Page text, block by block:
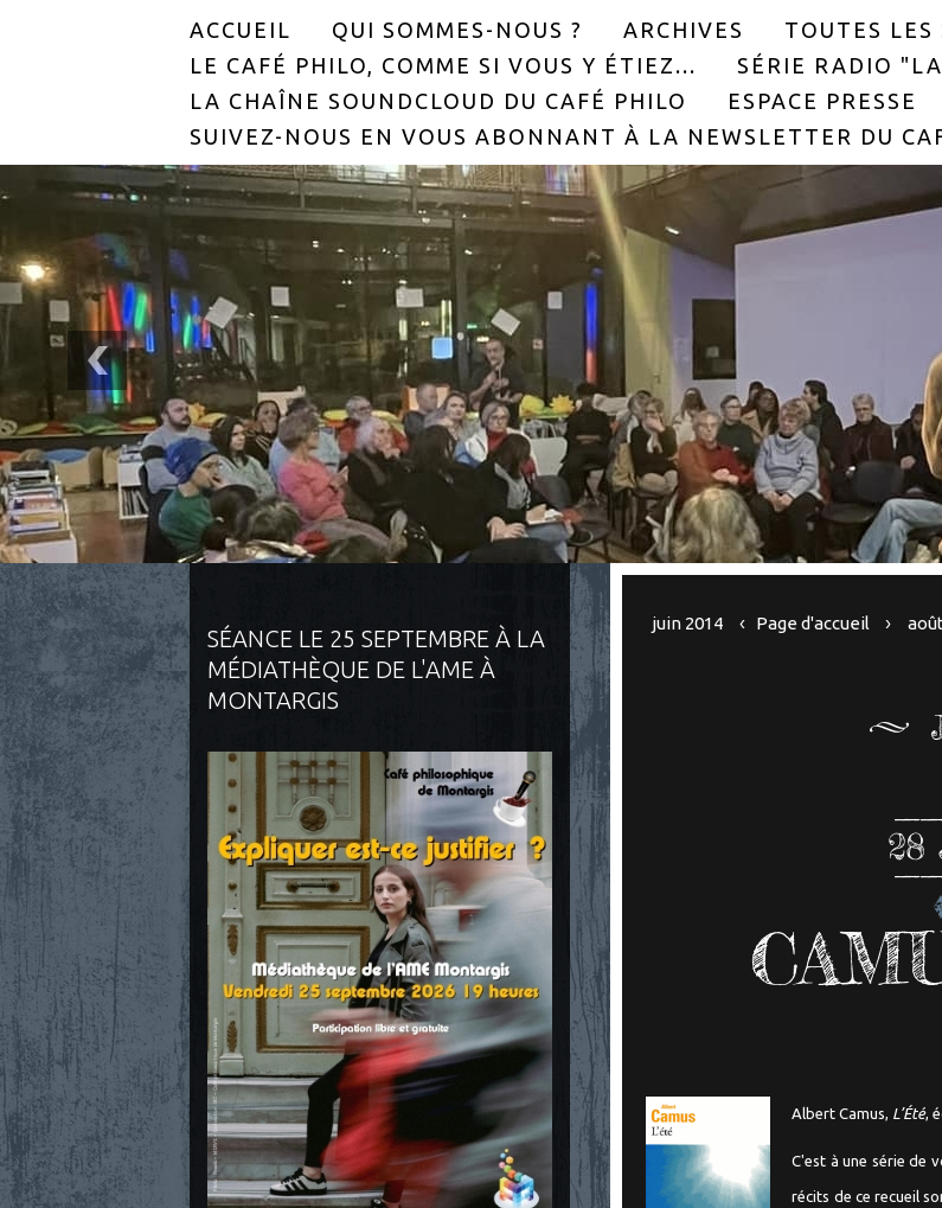
ACCUEIL QUI SOMMES-NOUS ? ARCHIVES TOUTES LES
LE CAFÉ PHILO, COMME SI VOUS Y ÉTIEZ...
SÉRIE RADIO
LA CHAÎNE SOUNDCLOUD DU CAFÉ PHILO
ESPACE PRESSE
SUIVEZ-NOUS EN VOUS ABONNANT À LA NEWSLETTER DU
SÉANCE LE 25 SEPTEMBRE À LA
MÉDIATHÈQUE DE L'AME À
MONTARGIS
juin 2014 Page d'accueil
28
Albert Camus, L’Été,
C'est à une série de
récits de ce recueil